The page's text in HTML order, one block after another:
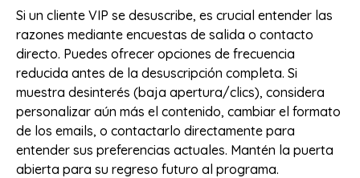
Si un cliente VIP se desuscribe, es crucial entender las
razones mediante encuestas de salida o contacto
directo. Puedes ofrecer opciones de frecuencia
reducida antes de la desuscripción completa. Si
muestra desinterés (baja apertura/clics), considera
personalizar aún más el contenido, cambiar el formato
de los emails, o contactarlo directamente para
entender sus preferencias actuales. Mantén la puerta
abierta para su regreso futuro al programa.